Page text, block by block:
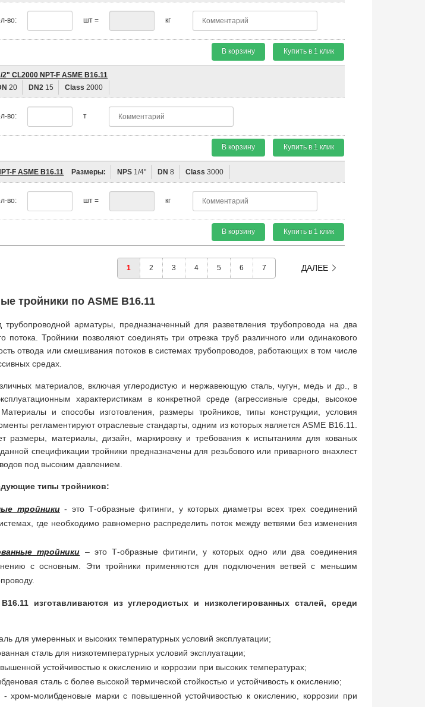
во: шт = кг
В корзину Купить в 1 клик
CL2000 NPT-F ASME B16.11
20 DN2 15 Class 2000
во: т
В корзину Купить в 1 клик
F ASME B16.11 Размеры: NPS 1/4" DN 8 Class 3000
во: шт = кг
В корзину Купить в 1 клик
1 2 3 4 5 6 7 ДАЛЕЕ
тройники по ASME B16.11
арматуры, предназначенный для разветвления трубопровода на два
потока. Тройники позволяют соединять три отрезка труб различного или одинакового
отвода или смешивания потоков в системах трубопроводов, работающих в том числе
средах.
материалов, включая углеродистую и нержавеющую сталь, чугун, медь и др., в
характеристикам в конкретной среде (агрессивные среды, высокое
и способы изготовления, размеры тройников, типы конструкции, условия
регламентируют отраслевые стандарты, одним из которых является ASME B16.11.
размеры, материалы, дизайн, маркировку и требования к испытаниям для кованых
спецификации тройники предназначены для резьбового или приварного внахлест
под высоким давлением.
типы тройников:
тройники- это Т-образные фитинги, у которых диаметры всех трех соединений
где необходимо равномерно распределить поток между ветвями без изменения
тройники – это Т-образные фитинги, у которых одно или два соединения
с основным. Эти тройники применяются для подключения ветвей с меньшим
изготавливаются из углеродистых и низколегированных сталей, среди
для умеренных и высоких температурных условий эксплуатации;
сталь для низкотемпературных условий эксплуатации;
устойчивостью к окислению и коррозии при высоких температурах;
сталь с более высокой термической стойкостью и устойчивость к окислению;
хром-молибденовые марки с повышенной устойчивостью к окислению, коррозии при